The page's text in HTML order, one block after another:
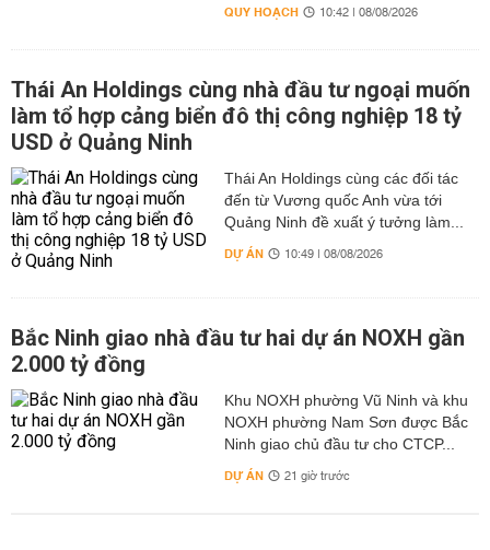
QUY HOẠCH 10:42 | 08/08/2026
Thái An Holdings cùng nhà đầu tư ngoại muốn
làm tổ hợp cảng biển đô thị công nghiệp 18 tỷ
USD ở Quảng Ninh
Thái An Holdings cùng các đối tác
đến từ Vương quốc Anh vừa tới
Quảng Ninh đề xuất ý tưởng làm...
DỰ ÁN 10:49 | 08/08/2026
Bắc Ninh giao nhà đầu tư hai dự án NOXH gần
2.000 tỷ đồng
Khu NOXH phường Vũ Ninh và khu
NOXH phường Nam Sơn được Bắc
Ninh giao chủ đầu tư cho CTCP...
DỰ ÁN 21 giờ trước